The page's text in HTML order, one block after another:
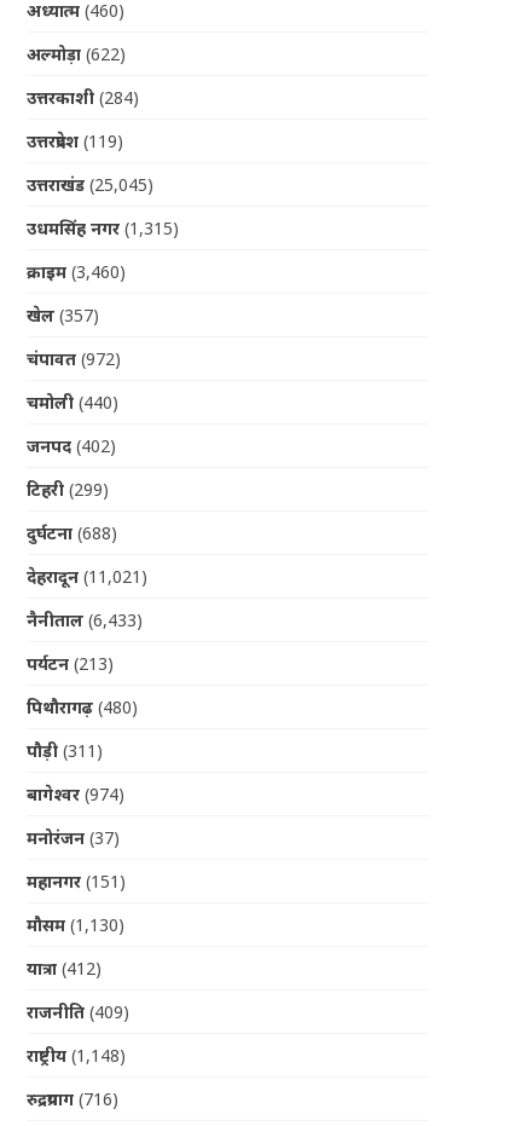
अध्यात्म(460)
अल्मोड़ा(622)
उत्तरकाशी(284)
उत्तरप्रदेश(119)
उत्तराखंड(25,045)
उधमसिंह नगर(1,315)
क्राइम(3,460)
खेल(357)
चंपावत(972)
चमोली(440)
जनपद(402)
टिहरी(299)
दुर्घटना(688)
देहरादून(11,021)
नैनीताल(6,433)
पर्यटन(213)
पिथौरागढ़(480)
पौड़ी(311)
बागेश्वर(974)
मनोरंजन(37)
महानगर(151)
मौसम(1,130)
यात्रा(412)
राजनीति(409)
राष्ट्रीय(1,148)
रुद्रप्रयाग(716)